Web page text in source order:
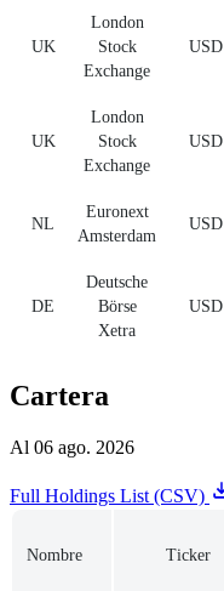
UK
London
Stock
Exchange
USD
UK
London
Stock
Exchange
USD
NL
Euronext
Amsterdam
USD
DE
Deutsche
Börse
Xetra
USD
Cartera
Al 06 ago. 2026
Full Holdings List (CSV)
Nombre Ticker